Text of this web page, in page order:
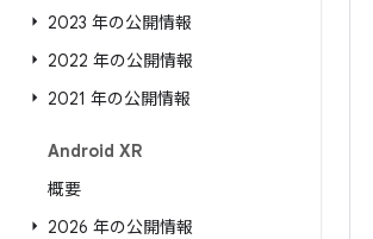
2023 年の公開情報
2022 年の公開情報
2021 年の公開情報
Android XR
概要
2026 年の公開情報